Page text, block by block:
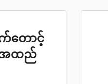
က်တောင့်
အထည်